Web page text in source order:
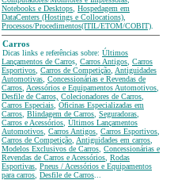
Notebooks e Desktops Hospedagem em
DataCenters (Hostings e Collocations)
Processos/Procedimentos(ITIL/ETOM/COBIT)
Carros
Dicas links e referências sobre: Últimos
Lançamentos de Carros, Carros Antigos Carros
Esportivos Carros de Competição Antiguidades
Automotivas Concessionárias e Revendas de
Carros Acessórios e Equipamentos Automotivos
Desfile de Carros, Colecionadores de Carros
Carros Especiais Oficinas Especializadas em
Carros Blindagem de Carros Seguradoras
Carros e Acessórios Últimos Lançamentos
Automotivos Carros Antigos Carros Esportivos
Carros de Competição Antiguidades em carros
Modelos Exclusivos de Carros Concessionárias e
Revendas de Carros e Acessórios Rodas
Esportivas Pneus / Acessórios e Equipamentos
para carros Desfile de Carros